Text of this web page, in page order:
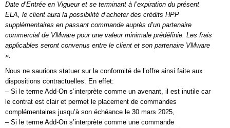
Date d’Entrée en Vigueur et se terminant à l’expiration du présent
ELA, le client aura la possibilité d’acheter des crédits HPP
supplémentaires en passant commande auprès d’un partenaire
commercial de VMware pour une valeur minimale prédéfinie. Les frais
applicables seront convenus entre le client et son partenaire VMware
».
Nous ne saurions statuer sur la conformité de l’offre ainsi faite aux
dispositions contractuelles. En effet:
– Si le terme Add-On s’interprète comme un avenant, il est inutile car
le contrat est clair et permet le placement de commandes
complémentaires jusqu’à son échéance le 30 mars 2025,
– Si le terme Add-On s’interprète comme une commande